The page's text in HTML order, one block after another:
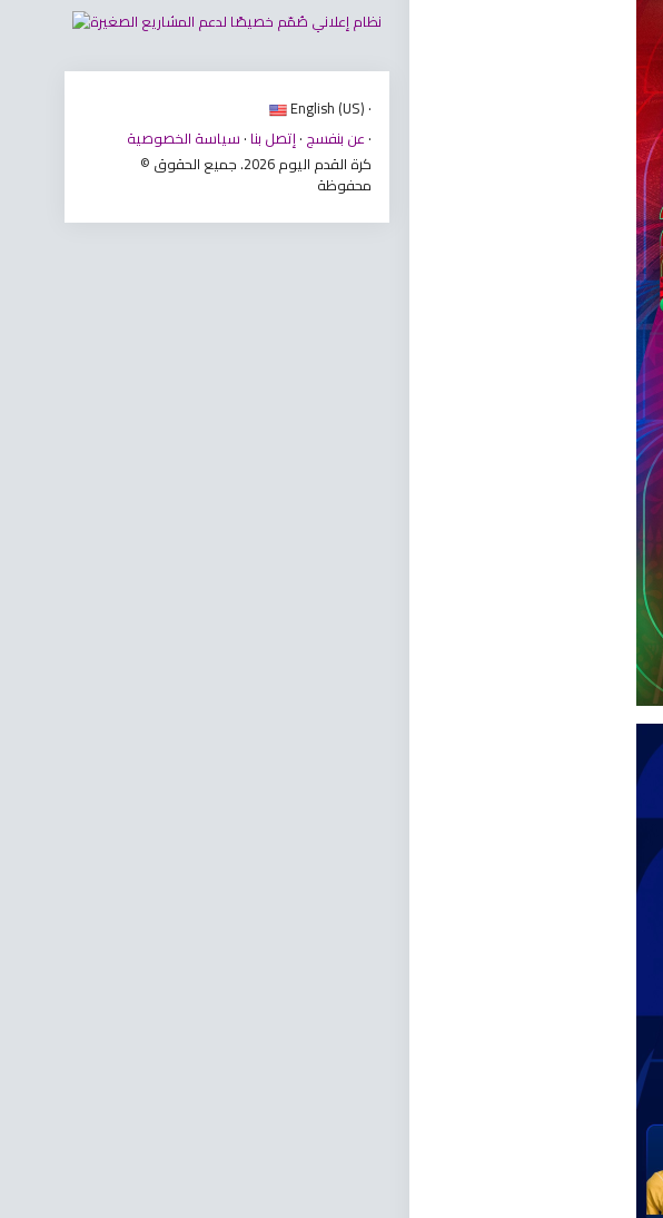
English (US) ·
عن بنفسج ·إتصل بنا · سياسة الخصوصية
·
© كرة القدم اليوم 2026. جميع الحقوق
محفوظة